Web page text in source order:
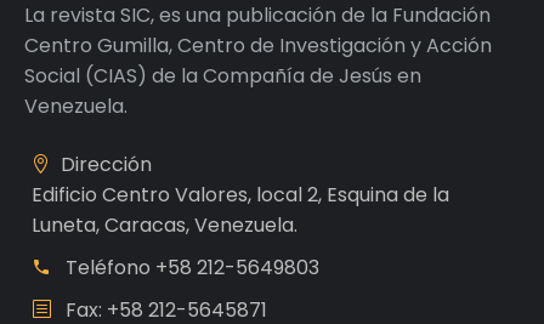
La revista SIC, es una publicación de la Fundación
Centro Gumilla, Centro de Investigación y Acción
Social (CIAS) de la Compañía de Jesús en
Venezuela.
Dirección
Edificio Centro Valores, local 2, Esquina de la
Luneta, Caracas, Venezuela.
Teléfono +58 212-5649803
Fax: +58 212-5645871